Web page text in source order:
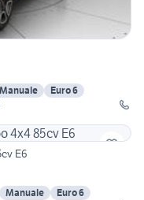
Manuale
Euro 6
E6
Manuale
Euro 6